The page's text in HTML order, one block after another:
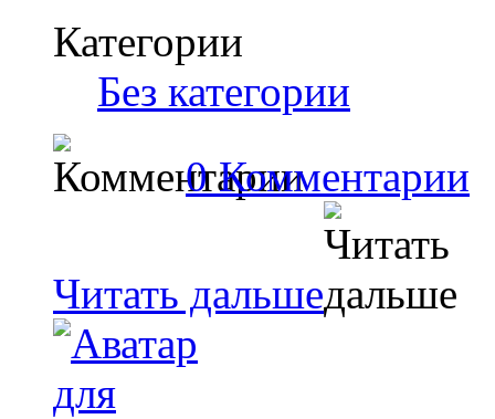
Категории
Без категории
0 Комментарии
Читать дальше